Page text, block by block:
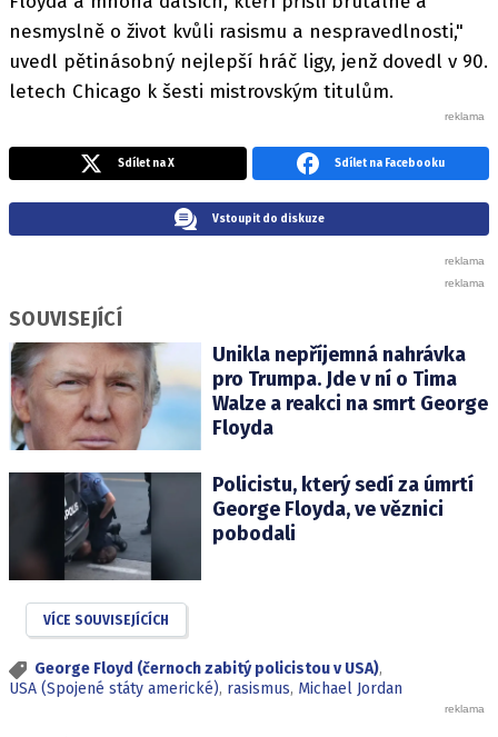
nesmyslně o život kvůli rasismu a nespravedlnosti,"
uvedl pětinásobný nejlepší hráč ligy, jenž dovedl v 90.
letech Chicago k šesti mistrovským titulům.
Sdílet na X Sdílet na Facebooku
Vstoupit do diskuze
SOUVISEJÍCÍ
Unikla nepříjemná nahrávka
pro Trumpa. Jde v ní o Tima
Walze a reakci na smrt George
Floyda
Policistu, který sedí za úmrtí
George Floyda, ve věznici
pobodali
VÍCE SOUVISEJÍCÍCH
George Floyd (černoch zabitý policistou v USA),
USA (Spojené státy americké), rasismus, Michael Jordan